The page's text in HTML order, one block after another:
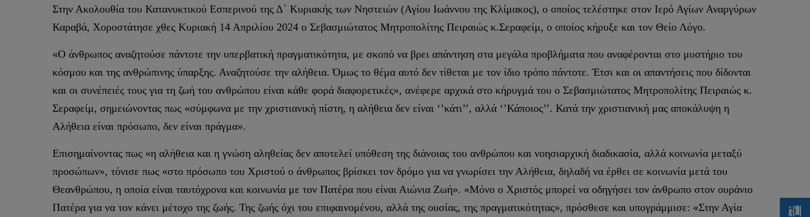
Στην Ακολουθία του Κατανυκτικού Εσπερινού της Δ΄ Κυριακής των Νηστειών (Αγίου Ιωάννου της Κλίμακος), ο οποίος τελέστηκε στον Ιερό Αγίων Αναργύρων
Καραβά, Χοροστάτησε χθες Κυριακή 14 Απριλίου 2024 ο Σεβασμιώτατος Μητροπολίτης Πειραιώς κ.Σεραφείμ, ο οποίος κήρυξε και τον Θείο Λόγο.
«Ο άνθρωπος αναζητούσε πάντοτε την υπερβατική πραγματικότητα, με σκοπό να βρει απάντηση στα μεγάλα προβλήματα που αναφέρονται στο μυστήριο του
κόσμου και της ανθρώπινης ύπαρξης. Αναζητούσε την αλήθεια. Όμως το θέμα αυτό δεν τίθεται με τον ίδιο τρόπο πάντοτε. Έτσι και οι απαντήσεις που δίδονται
και οι συνέπειές τους για τη ζωή του ανθρώπου είναι κάθε φορά διαφορετικές», ανέφερε αρχικά στο κήρυγμά του ο Σεβασμιώτατος Μητροπολίτης Πειραιώς κ.
Σεραφείμ, σημειώνοντας πως «σύμφωνα με την χριστιανική πίστη, η αλήθεια δεν είναι ‘’κάτι’’, αλλά ‘’Κάποιος’’. Κατά την χριστιανική μας αποκάλυψη η
Αλήθεια είναι πρόσωπο, δεν είναι πράγμα».
Επισημαίνοντας πως «η αλήθεια και η γνώση αληθείας δεν αποτελεί υπόθεση της διάνοιας του ανθρώπου και νοησιαρχική διαδικασία, αλλά κοινωνία μεταξύ
προσώπων», τόνισε πως «στο πρόσωπο του Χριστού ο άνθρωπος βρίσκει τον δρόμο για να γνωρίσει την Αλήθεια, δηλαδή να έρθει σε κοινωνία μετά του
Θεανθρώπου, η οποία είναι ταυτόχρονα και κοινωνία με τον Πατέρα που είναι Αιώνια Ζωή». «Μόνο ο Χριστός μπορεί να οδηγήσει τον άνθρωπο στον ουράνιο
Πατέρα για να τον κάνει μέτοχο της ζωής. Της ζωής όχι του επιφαινομένου, αλλά της ουσίας, της πραγματικότητας», πρόσθεσε και υπογράμμισε: «Στην Αγία